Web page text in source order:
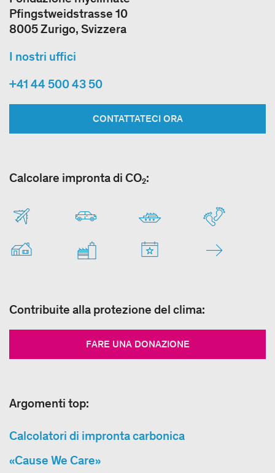
Pfingstweidstrasse 10
8005 Zurigo, Svizzera
I nostri uffici
+41 44 500 43 50
CONTATTATECI ORA
Calcolare impronta di CO₂:
Contribuite alla protezione del clima:
FARE UNA DONAZIONE
Argomenti top:
Calcolatori di impronta carbonica
«Cause We Care»